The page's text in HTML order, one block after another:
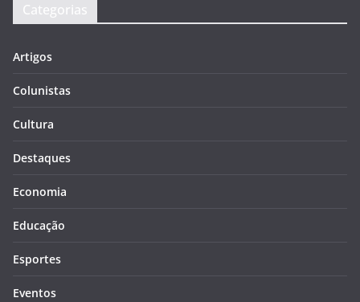
Categorias
Artigos
Colunistas
Cultura
Destaques
Economia
Educação
Esportes
Eventos